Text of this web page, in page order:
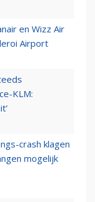
en Wizz Air
Airport
KLM:
crash klagen
mogelijk